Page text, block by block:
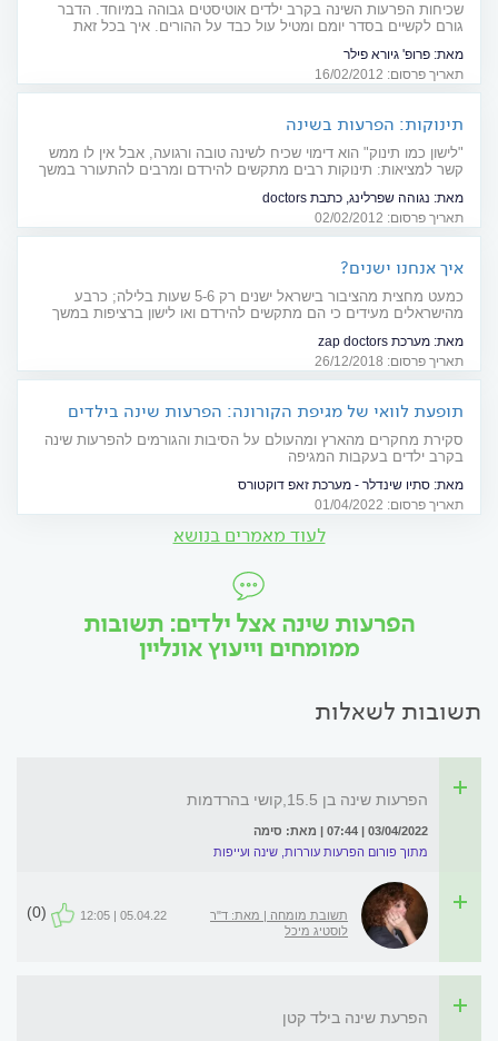
שכיחות הפרעות השינה בקרב ילדים אוטיסטים גבוהה במיוחד. הדבר
גורם לקשיים בסדר יומם ומטיל עול כבד על ההורים. איך בכל זאת
מאת: פרופ' גיורא פילר
תאריך פרסום: 16/02/2012
תינוקות: הפרעות בשינה
"לישון כמו תינוק" הוא דימוי שכיח לשינה טובה ורגועה, אבל אין לו ממש
קשר למציאות: תינוקות רבים מתקשים להירדם ומרבים להתעורר במשך
מאת: נגוהה שפרלינג, כתבת doctors
תאריך פרסום: 02/02/2012
איך אנחנו ישנים?
כמעט מחצית מהציבור בישראל ישנים רק 5-6 שעות בלילה; כרבע
מהישראלים מעידים כי הם מתקשים להירדם ואו לישון ברציפות במשך
השינה שלנו
מאת: מערכת zap doctors
תאריך פרסום: 26/12/2018
תופעת לוואי של מגיפת הקורונה: הפרעות שינה בילדים
סקירת מחקרים מהארץ ומהעולם על הסיבות והגורמים להפרעות שינה
בקרב ילדים בעקבות המגיפה
מאת: סתיו שינדלר - מערכת זאפ דוקטורס
תאריך פרסום: 01/04/2022
לעוד מאמרים בנושא
הפרעות שינה אצל ילדים: תשובות
ממומחים וייעוץ אונליין
תשובות לשאלות
הפרעות שינה בן 15.5,קושי בהרדמות
03/04/2022 | 07:44 | מאת: סימה
מתוך פורום הפרעות עוררות, שינה ועייפות
תשובת מומחה | מאת: ד"ר
לוסטיג מיכל
05.04.22 | 12:05
(0)
הפרעת שינה בילד קטן